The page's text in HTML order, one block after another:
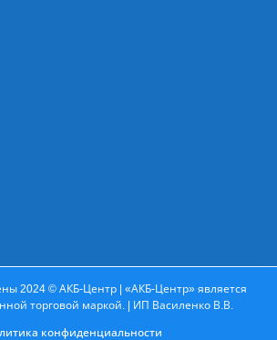
2024 © АКБ-Центр | «АКБ-Центр» является
торговой маркой. | ИП Василенко В.В.
конфиденциальности